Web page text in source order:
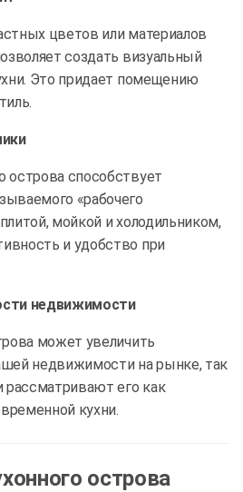
цветов или материалов
создать визуальный
Это придает помещению
острова способствует
«рабочего
мойкой и холодильником,
и удобство при
недвижимости
может увеличить
недвижимости на рынке, так
рассматривают его как
кухни.
острова